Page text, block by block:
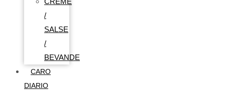
/
SALSE
/
BEVANDE
CARO
DIARIO